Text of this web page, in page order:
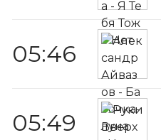
05:46
05:49